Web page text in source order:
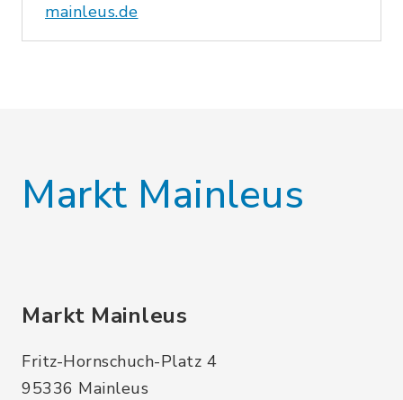
mainleus.de
Markt Mainleus
Markt Mainleus
Fritz-Hornschuch-Platz 4
95336 Mainleus